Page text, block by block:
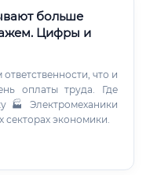
больше
Цифры и
что и
оплаты труда. Где
🏭 Электромеханики
секторах экономики.